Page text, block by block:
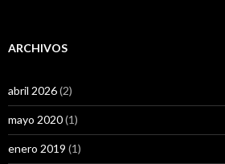
ARCHIVOS
abril 2026(2)
mayo 2020(1)
enero 2019 (1)